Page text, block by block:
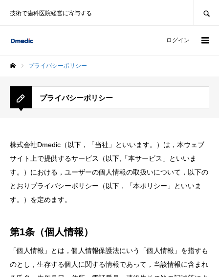
技術で歯科医院経営に寄与する
ログイン
プライバシーポリシー
プライバシーポリシー
株式会社Dmedic（以下，「当社」といいます。）は，本ウェブ
サイト上で提供するサービス（以下,「本サービス」といいま
す。）における，ユーザーの個人情報の取扱いについて，以下の
とおりプライバシーポリシー（以下，「本ポリシー」といいま
す。）を定めます。
第1条（個人情報）
「個人情報」とは，個人情報保護法にいう「個人情報」を指すも
のとし，生存する個人に関する情報であって，当該情報に含まれ